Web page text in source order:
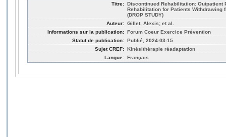
Titre: Discontinued Rehabilitation: Outpatient
Rehabilitation for Patients Withdrawing
(DROP STUDY)
Auteur: Gillet, Alexis; et al.
Informations sur la publication: Forum Coeur Exercice Prévention
Statut de publication: Publié, 2024-03-15
Sujet CREF: Kinésithérapie réadaptation
Langue: Français